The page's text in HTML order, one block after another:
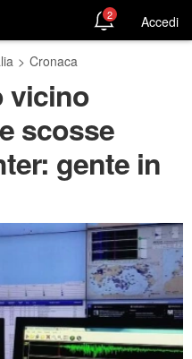
2 Accedi
> Cronaca
vicino
scosse
gente in